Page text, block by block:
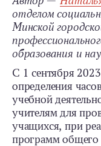
отделом
Минской
образования и
С 1 сентября
определения
учебной
учителям для
учащихся, при
программ общего